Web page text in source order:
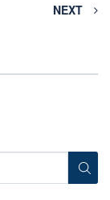
NEXT